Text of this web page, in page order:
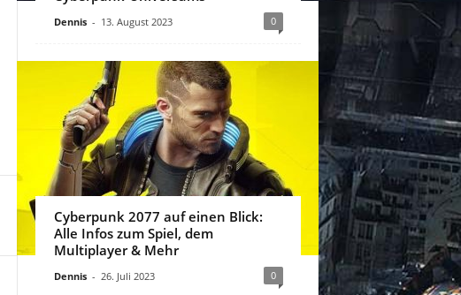
Dennis - 13. August 2023 0
Cyberpunk 2077 auf einen Blick:
Alle Infos zum Spiel, dem
Multiplayer & Mehr
Dennis - 26. Juli 2023 0